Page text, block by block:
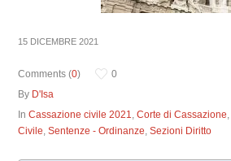
15 DICEMBRE 2021
Comments (0)
0
By D'Isa
InCassazione civile 2021,Corte di Cassazione,
Civile,Sentenze - Ordinanze,Sezioni Diritto